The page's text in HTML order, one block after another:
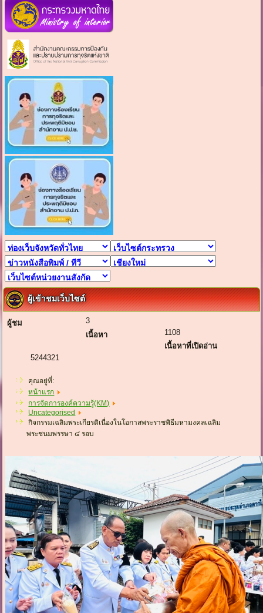
ผู้เข้าชมเว็บไซต์
ผู้ชม
3
เนื้อหา
1108
เนื้อหาที่เปิดอ่าน
5244321
คุณอยู่ที่:
หน้าแรก
การจัดการองค์ความรู้(KM)
Uncategorised
กิจกรรมเฉลิมพระเกียรติเนื่องในโอกาสพระราชพิธีมหามงคลเฉลิม
พระชนมพรรษา ๔ รอบ